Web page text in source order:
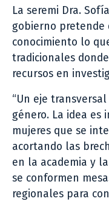
La seremi Dra.
gobierno pretende
conocimiento lo
tradicionales
recursos en
“Un eje
género. La idea es
mujeres que se
acortando las
en la academia y
se conformen
regionales para